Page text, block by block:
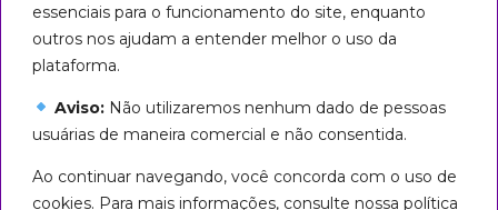
essenciais para o funcionamento do site, enquanto
outros nos ajudam a entender melhor o uso da
plataforma.
Aviso:Não utilizaremos nenhum dado de pessoas
usuárias de maneira comercial e não consentida.
Ao continuar navegando, você concorda com o uso de
cookies. Para mais informações, consulte nossa política
Seguiremos em marcha até que